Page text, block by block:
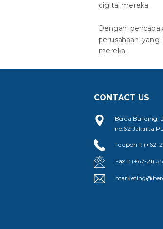
digital mereka.
Dengan
perusahaan
mereka.
CONTACT US
Berca Building,
no.62 Jakarta
Telepon 1: (+62-
Fax 1: (+62-21)